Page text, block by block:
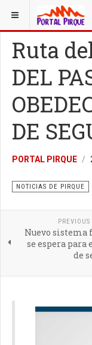
ESTÁ AQUÍ: NOTICIAS
Ruta
DEL
DE
PORTAL PIRQUE
NOTICIAS DE PIRQUE
Nuevo sistema
se espera para
de